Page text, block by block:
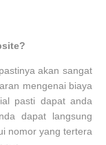
akan sangat
mengenai biaya
pasti dapat anda
dapat langsung
nomor yang tertera